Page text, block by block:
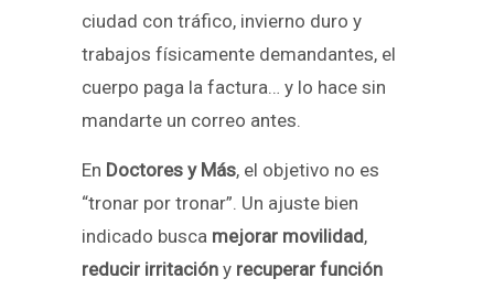
ciudad con tráfico, invierno duro y
trabajos físicamente demandantes, el
cuerpo paga la factura… y lo hace sin
mandarte un correo antes.
En Doctores y Más, el objetivo no es
“tronar por tronar”. Un ajuste bien
indicado busca mejorar movilidad,
reducir irritación y recuperar función